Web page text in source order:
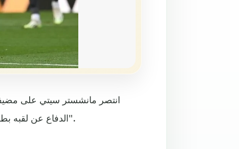
انتصر مانشستر سيتي على
الدفاع عن لقبه بطلا لمسابقة الدوري الإنجليزي الممتاز لكرة القدم "بريميرليغ".